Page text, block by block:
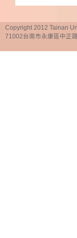
Copyright 2012 Tainan
71002台南市永康區中正